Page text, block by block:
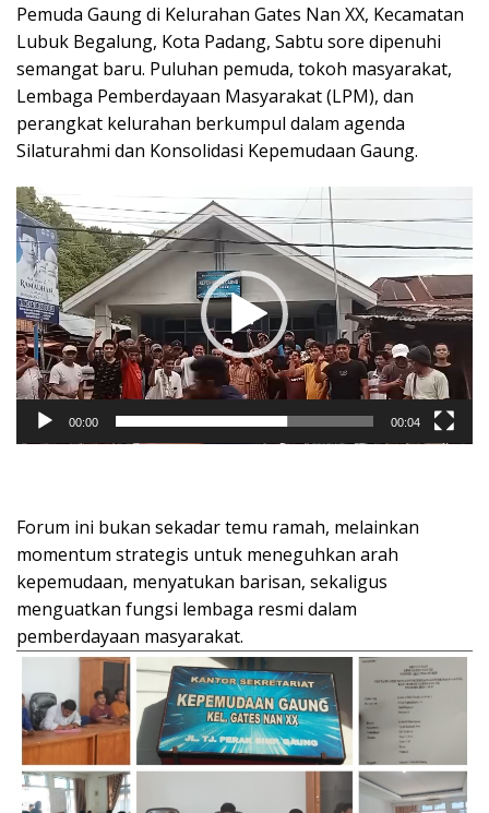
Pemuda Gaung di Kelurahan Gates Nan XX, Kecamatan
Lubuk Begalung, Kota Padang, Sabtu sore dipenuhi
semangat baru. Puluhan pemuda, tokoh masyarakat,
Lembaga Pemberdayaan Masyarakat (LPM), dan
perangkat kelurahan berkumpul dalam agenda
Silaturahmi dan Konsolidasi Kepemudaan Gaung.
Pemutar
Video
00:00 00:04
Forum ini bukan sekadar temu ramah, melainkan
momentum strategis untuk meneguhkan arah
kepemudaan, menyatukan barisan, sekaligus
menguatkan fungsi lembaga resmi dalam
pemberdayaan masyarakat.